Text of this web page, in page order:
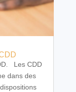
Les CDD
dans des